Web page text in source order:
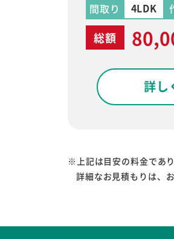
間取り 4LDK
総額
詳し
※上記は目安の料金であ
詳細なお見積もりは、